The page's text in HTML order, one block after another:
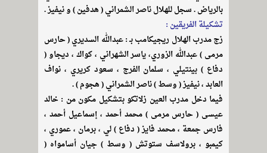
بالرياض . سجل للهلال ناصر الشمراني ( هدفين ) و نيفيز .
تشكيلة الفريقين :
زج مدرب الهلال ريجيكامب بـ : عبدالله السديري ( حارس
مرمى ) عبدالله الزوري، ياسر الشهراني ، كواك ، ديجاو (
دفاع ) بينتيلي ، سلمان الفرج ، سعود كريري ، نواف
العابد ، نيفيز ( وسط ) ناصر الشمراني ( هجوم ) .
فيما دخل مدرب العين زلاتكو بتشكيل مكون من : خالد
عيسى ( حارس مرمى ) محمد أحمد ، إسماعيل أحمد ،
فارس جمعة ، محمد فايز ( دفاع ) لي ، برمان ، عموري ،
كيمبو ، برولاسف ستوتش ( وسط ) جيان أسامواه (